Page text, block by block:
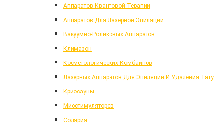
Аппаратов Квантовой Терапии
Аппаратов Для Лазерной Эпиляции
Вакуумно-Роликовых Аппаратов
Климазон
Косметологических Комбайнов
Лазерных Аппаратов Для Эпиляции И Удаления Тату
Криосауны
Миостимуляторов
Солярия